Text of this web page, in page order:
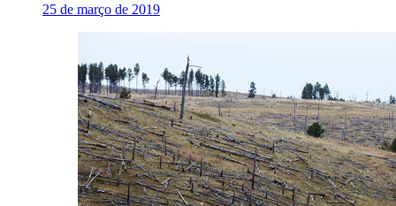
25 de março de 2019